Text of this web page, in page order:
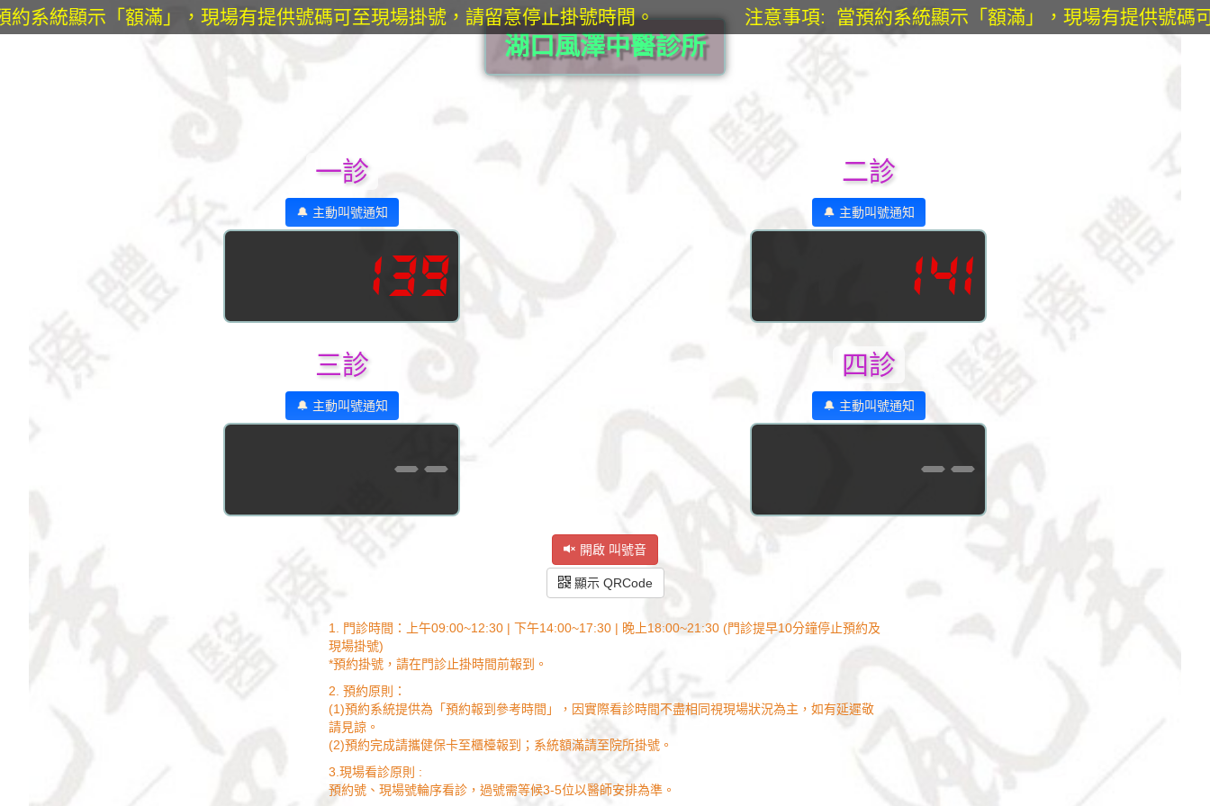
系統顯示「額滿」，現場有提供號碼可至現場掛號，請留意停止掛號時間。 注意事項: 當預約系統顯示「額滿」，現場有提供號碼
湖口風澤中醫診所
一診
🔔 主動叫號通知
139
二診
🔔 主動叫號通知
141
三診
🔔 主動叫號通知
--
四診
🔔 主動叫號通知
--
開啟 叫號音
顯示 QRCode
1. 門診時間：上午09:00~12:30 | 下午14:00~17:30 | 晚上18:00~21:30 (門診提早10分鐘停止預約及
現場掛號)
*預約掛號，請在門診止掛時間前報到。
2. 預約原則：
(1)預約系統提供為「預約報到參考時間」，因實際看診時間不盡相同視現場狀況為主，如有延遲敬
請見諒。
(2)預約完成請攜健保卡至櫃檯報到；系統額滿請至院所掛號。
3.現場看診原則 :
預約號、現場號輪序看診，過號需等候3-5位以醫師安排為準。